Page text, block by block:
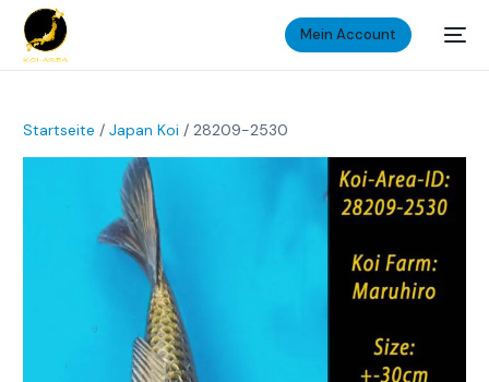
Mein Account
Startseite /Japan Koi / 28209-2530